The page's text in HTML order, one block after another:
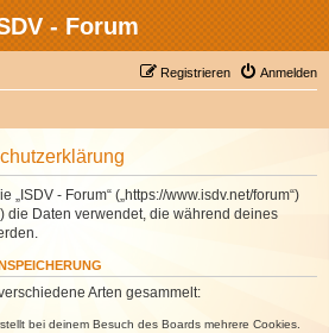
- Forum
Anmelden
Registrieren
„ISDV - Forum“ („https://www.isdv.net/forum“)
die Daten verwendet, die während deines
Arten gesammelt:
bei deinem Besuch des Boards mehrere Cookies.